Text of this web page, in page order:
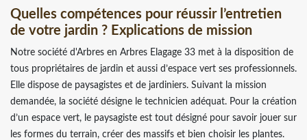
Quelles compétences pour réussir l’entretien
de votre jardin ? Explications de mission
Notre société d'Arbres en Arbres Elagage 33 met à la disposition de
tous propriétaires de jardin et aussi d’espace vert ses professionnels.
Elle dispose de paysagistes et de jardiniers. Suivant la mission
demandée, la société désigne le technicien adéquat. Pour la création
d’un espace vert, le paysagiste est tout désigné pour savoir jouer sur
les formes du terrain, créer des massifs et bien choisir les plantes.